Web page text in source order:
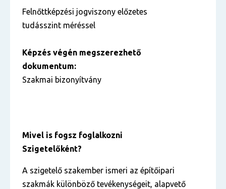
Felnőttképzési jogviszony előzetes
tudásszint méréssel
Képzés végén megszerezhető
dokumentum:
Szakmai bizonyítvány
Mivel is fogsz foglalkozni
Szigetelőként?
A szigetelő szakember ismeri az építőipari
szakmák különböző tevékenységeit, alapvető